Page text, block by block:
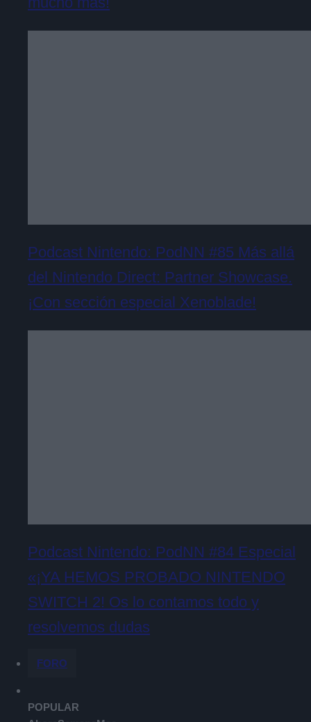
Podcast Nintendo: PodNN #85 Más allá
del Nintendo Direct: Partner Showcase.
¡Con sección especial Xenoblade!
Podcast Nintendo: PodNN #84 Especial
«¡YA HEMOS PROBADO NINTENDO
SWITCH 2! Os lo contamos todo y
resolvemos dudas
FORO
POPULAR